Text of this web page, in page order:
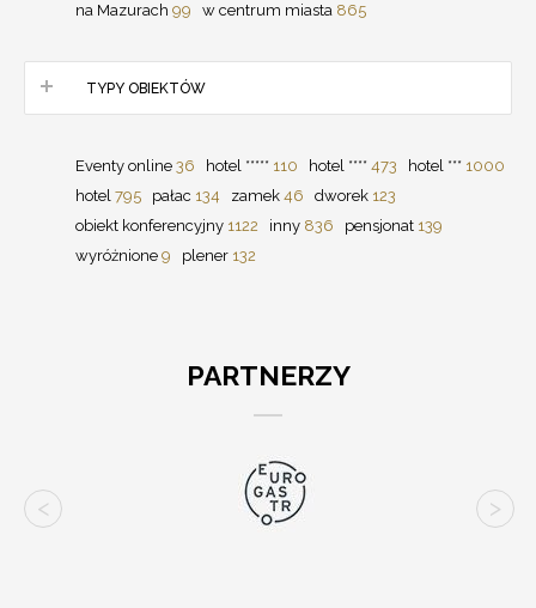
na Mazurach 99 w centrum miasta 865
TYPY OBIEKTÓW
Eventy online 36 hotel ***** 110 hotel **** 473 hotel *** 1000
hotel 795 pałac 134 zamek 46 dworek 123
obiekt konferencyjny 1122 inny 836 pensjonat 139
wyróżnione 9 plener 132
PARTNERZY